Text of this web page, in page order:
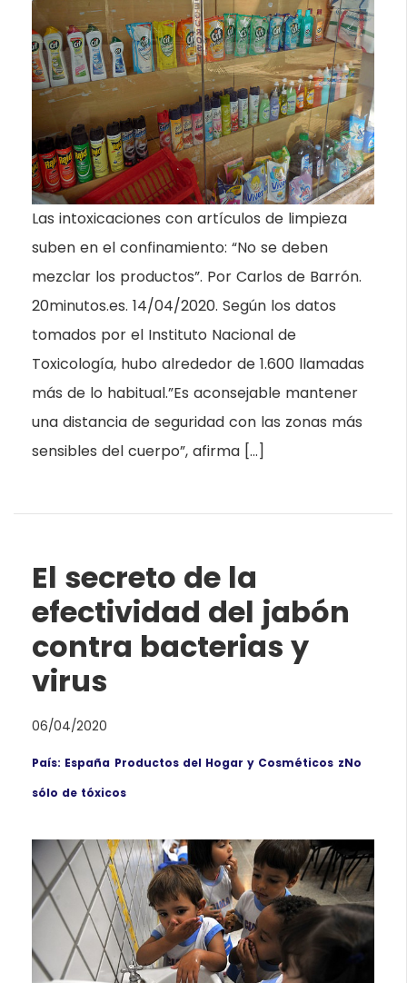
Las intoxicaciones con artículos de limpieza
suben en el confinamiento: “No se deben
mezclar los productos”. Por Carlos de Barrón.
20minutos.es. 14/04/2020. Según los datos
tomados por el Instituto Nacional de
Toxicología, hubo alrededor de 1.600 llamadas
más de lo habitual.”Es aconsejable mantener
una distancia de seguridad con las zonas más
sensibles del cuerpo”, afirma […]
El secreto de la
efectividad del jabón
contra bacterias y
virus
06/04/2020
País: España Productos del Hogar y Cosméticos zNo
sólo de tóxicos